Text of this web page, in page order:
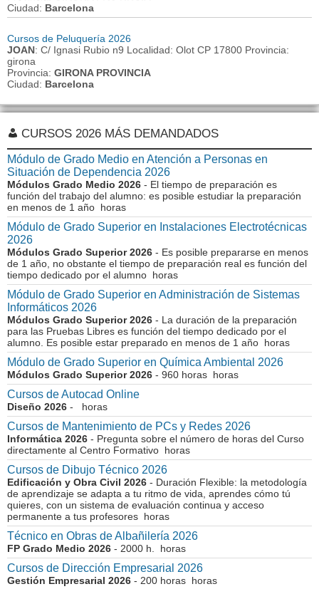
Ciudad: Barcelona
Cursos de Peluquería 2026
JOAN: C/ Ignasi Rubio n9 Localidad: Olot CP 17800 Provincia:
girona
Provincia: GIRONA PROVINCIA
Ciudad: Barcelona
CURSOS 2026 MÁS DEMANDADOS
Módulo de Grado Medio en Atención a Personas en
Situación de Dependencia 2026
Módulos Grado Medio 2026 - El tiempo de preparación es
función del trabajo del alumno: es posible estudiar la preparación
en menos de 1 año horas
Módulo de Grado Superior en Instalaciones Electrotécnicas
2026
Módulos Grado Superior 2026 - Es posible prepararse en menos
de 1 año, no obstante el tiempo de preparación real es función del
tiempo dedicado por el alumno horas
Módulo de Grado Superior en Administración de Sistemas
Informáticos 2026
Módulos Grado Superior 2026 - La duración de la preparación
para las Pruebas Libres es función del tiempo dedicado por el
alumno. Es posible estar preparado en menos de 1 año horas
Módulo de Grado Superior en Química Ambiental 2026
Módulos Grado Superior 2026 - 960 horas horas
Cursos de Autocad Online
Diseño 2026 - horas
Cursos de Mantenimiento de PCs y Redes 2026
Informática 2026 - Pregunta sobre el número de horas del Curso
directamente al Centro Formativo horas
Cursos de Dibujo Técnico 2026
Edificación y Obra Civil 2026 - Duración Flexible: la metodología
de aprendizaje se adapta a tu ritmo de vida, aprendes cómo tú
quieres, con un sistema de evaluación continua y acceso
permanente a tus profesores horas
Técnico en Obras de Albañilería 2026
FP Grado Medio 2026 - 2000 h. horas
Cursos de Dirección Empresarial 2026
Gestión Empresarial 2026 - 200 horas horas